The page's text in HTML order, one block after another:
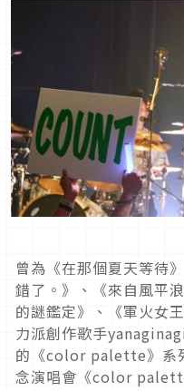
曾為《在那個夏天等待
錯了。》、《來自風平
的謎鑑定》、《軍火女
力派創作歌手
的《color palette》系
念演唱會《color